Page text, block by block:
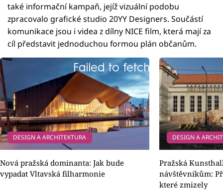
také informační kampaň, jejíž vizuální podobu
zpracovalo grafické studio 20YY Designers. Součástí
komunikace jsou i videa z dílny NICE film, která mají za
cíl představit jednoduchou formou plán občanům.
Failed to fetch
DESIGN A ARCHITEKTURA
Nová pražská dominanta: Jak bude
vypadat Vltavská filharmonie
DESIGN A
Pražská
návštěvníkům:
které zmizely